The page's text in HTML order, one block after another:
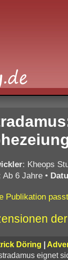
: Kheops
Ab 6 Jahre•
Publikation
Döring |
eignet